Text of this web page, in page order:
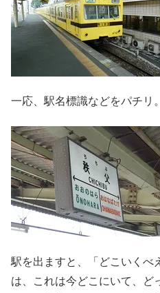
一応、駅名標識などをパチリ。
駅を出ますと、「どこいくべ
は、これは今どこにいて、ど